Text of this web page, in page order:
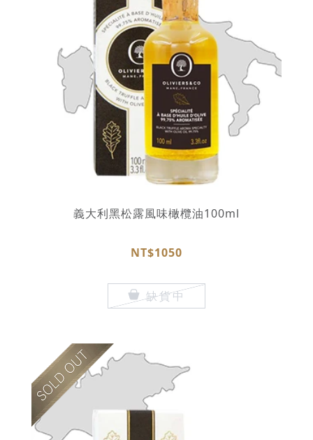
義大利黑松露風味橄欖油100ml
NT$1050
缺貨中